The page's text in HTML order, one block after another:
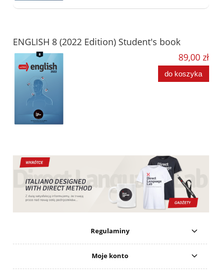
ENGLISH 8 (2022 Edition) Student's book
89,00 zł
do koszyka
Regulaminy
Moje konto